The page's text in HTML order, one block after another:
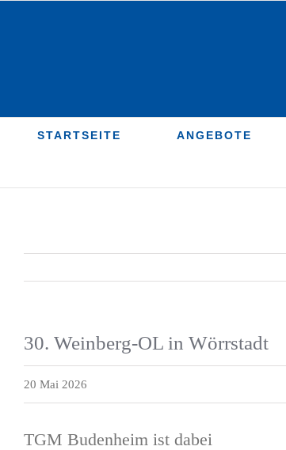
STARTSEITE ANGEBOTE
30. Weinberg-OL in Wörrstadt
20 Mai 2026
TGM Budenheim ist dabei